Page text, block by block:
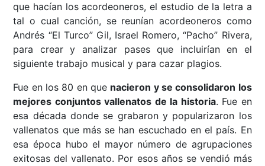
que hacían los acordeoneros, el estudio de la letra a
tal o cual canción, se reunían acordeoneros como
Andrés “El Turco” Gil, Israel Romero, “Pacho” Rivera,
para crear y analizar pases que incluirían en el
siguiente trabajo musical y para cazar plagios.
Fue en los 80 en que nacieron y se consolidaron los
mejores conjuntos vallenatos de la historia. Fue en
esa década donde se grabaron y popularizaron los
vallenatos que más se han escuchado en el país. En
esa época hubo el mayor número de agrupaciones
exitosas del vallenato. Por esos años se vendió más